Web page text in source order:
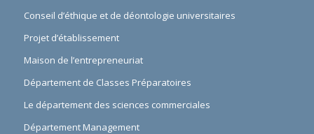
Conseil d’éthique et de déontologie universitaires
Projet d’établissement
Maison de l’entrepreneuriat
Département de Classes Préparatoires
Le département des sciences commerciales
Département Management